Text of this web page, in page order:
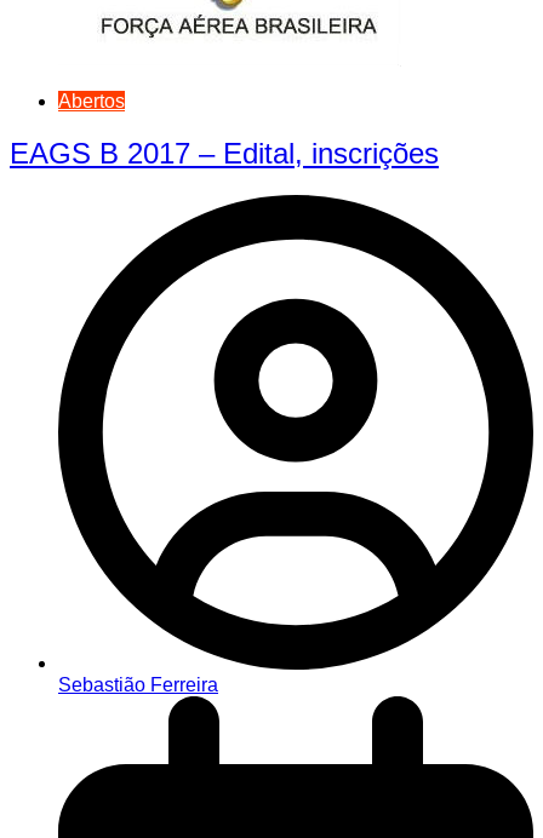
Abertos
EAGS B 2017 – Edital, inscrições
Sebastião Ferreira